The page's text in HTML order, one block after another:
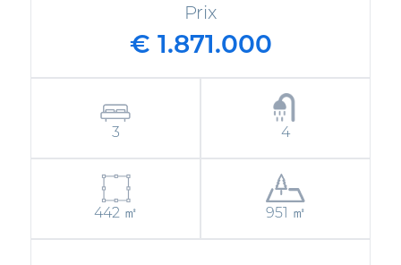
Prix
€ 1.871.000
3 4
442 ㎡ 951 ㎡